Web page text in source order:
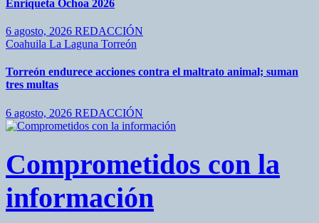
Enriqueta Ochoa 2026
6 agosto, 2026 REDACCIÓN
Coahuila La Laguna Torreón
Torreón endurece acciones contra el maltrato animal; suman
tres multas
6 agosto, 2026 REDACCIÓN
Comprometidos con la
información